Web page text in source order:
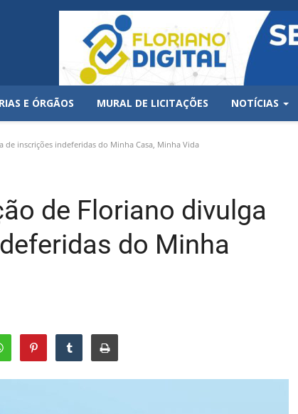
E ÓRGÃOS MURAL DE LICITAÇÕES NOTÍCIAS
inscrições indeferidas do Minha Casa, Minha Vida
de Floriano divulga
do Minha